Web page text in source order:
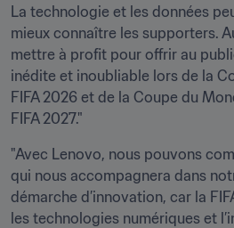
La technologie et les données
mieux connaître les supporters.
mettre à profit pour offrir au
inédite et inoubliable lors de la
FIFA 2026 et de la Coupe du
FIFA 2027."
"Avec Lenovo, nous pouvons
qui nous accompagnera dans
démarche d’innovation, car la
les technologies numériques et